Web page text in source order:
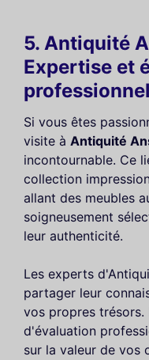
5. Antiquité
Expertise et
Si vous êtes
visite à Antiquité
incontournable. Ce
collection
allant des meubles
soigneusement
leur authenticité.
Les experts
partager leur
vos propres
d'évaluation
sur la valeur de vos